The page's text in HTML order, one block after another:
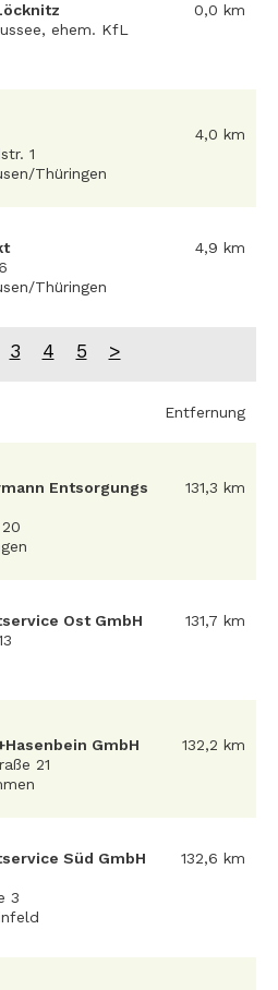
ehem. KfL
0,0 km
1
Thüringen
4,0 km
Thüringen
4,9 km
3 4 5 >
Entfernung
Entsorgungs
131,3 km
Ost GmbH
131,7 km
GmbH
21
132,2 km
Süd GmbH
3
132,6 km